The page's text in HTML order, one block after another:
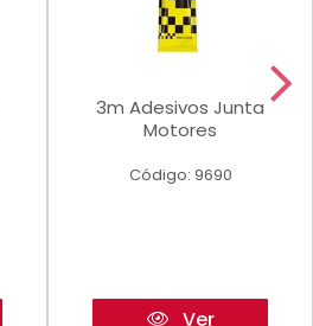
3m Adesivos Junta
Motores
Código: 9690
Ver